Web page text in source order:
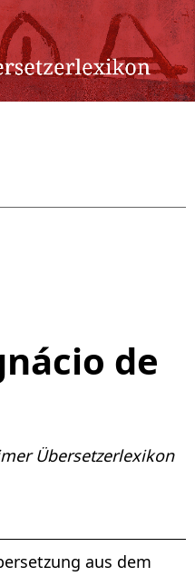
de
Übersetzerlexikon
aus dem